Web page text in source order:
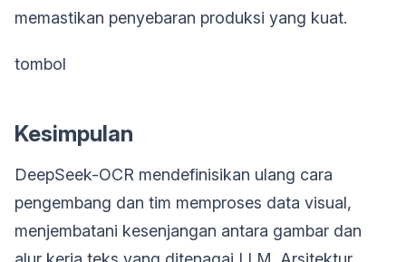
memastikan penyebaran produksi yang kuat.
tombol
Kesimpulan
DeepSeek-OCR mendefinisikan ulang cara
pengembang dan tim memproses data visual,
menjembatani kesenjangan antara gambar dan